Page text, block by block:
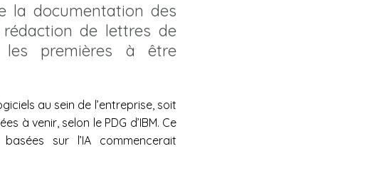
la documentation des
de lettres de
les premières à être
au sein de l’entreprise, soit
à venir, selon le PDG d’IBM. Ce
sur l’IA commencerait